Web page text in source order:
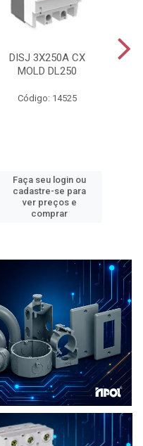
DISJ 3X250A CX
MOLD DL250
Código: 14525
Faça seu login ou
cadastre-se para
ver preços e
comprar